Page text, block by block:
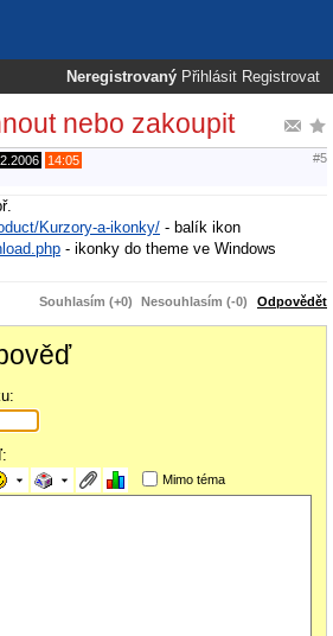
Neregistrovaný Přihlásit Registrovat
nebo zakoupit
14:05 #5
Kurzory-a-ikonky/ - balík ikon
- ikonky do theme ve Windows
Souhlasím (+0) Nesouhlasím (-0) Odpovědět
Mimo téma